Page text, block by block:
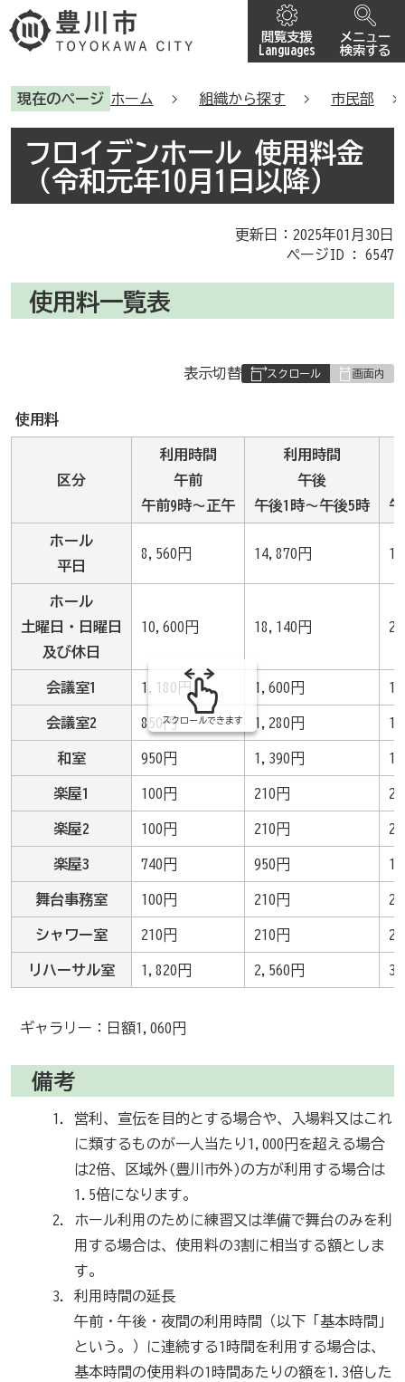
閲覧支援
Languages
メニュー
検索する
現在のページ ホーム 組織から探す 市民部
フロイデンホール 使用料金
（令和元年10月1日以降）
更新日：2025年01月30日
ページID :6547
使用料一覧表
表
の
表示切替
使用料
区分
利用時間
午前
午前9時～正午
利用時間
午後
午後1時～午後5時
ホール
平日
8,560円 14,870円
ホール
土曜日・日曜日
及び休日
10,600円 18,140円
会議室1 1,180円 1,600円
会議室2 850円 1,280円
和室 950円 1,390円
楽屋1 100円 210円
楽屋2 100円 210円
楽屋3 740円 950円
舞台事務室 100円 210円
シャワー室 210円 210円
リハーサル室 1,820円 2,560円
スクロールできます
ギャラリー：日額1,060円
備考
営利、宣伝を目的とする場合や、入場料又はこれ
に類するものが一人当たり1,000円を超える場合
は2倍、区域外(豊川市外)の方が利用する場合は
1.5倍になります。
ホール利用のために練習又は準備で舞台のみを利
用する場合は、使用料の3割に相当する額としま
す。
利用時間の延長
午前・午後・夜間の利用時間（以下「基本時間」
という。）に連続する1時間を利用する場合は、
基本時間の使用料の1時間あたりの額を1.3倍した